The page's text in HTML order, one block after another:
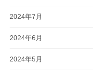
2024年7月
2024年6月
2024年5月